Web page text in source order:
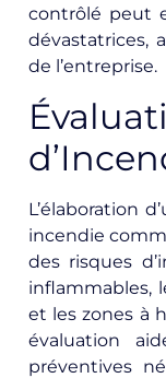
contrôlé peut
dévastatrices,
de l’entreprise.
L’élaboration
incendie
des risques
inflammables,
et les zones à
évaluation
préventives